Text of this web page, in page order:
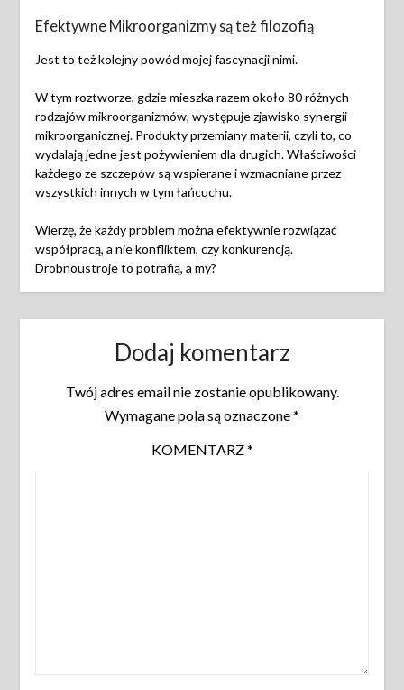
Efektywne Mikroorganizmy są też filozofią
Jest to też kolejny powód mojej fascynacji nimi.
W tym roztworze, gdzie mieszka razem około 80 różnych
rodzajów mikroorganizmów, występuje zjawisko synergii
mikroorganicznej. Produkty przemiany materii, czyli to, co
wydalają jedne jest pożywieniem dla drugich. Właściwości
każdego ze szczepów są wspierane i wzmacniane przez
wszystkich innych w tym łańcuchu.
Wierzę, że każdy problem można efektywnie rozwiązać
współpracą, a nie konfliktem, czy konkurencją.
Drobnoustroje to potrafią, a my?
Dodaj komentarz
Twój adres email nie zostanie opublikowany.
Wymagane pola są oznaczone*
KOMENTARZ*